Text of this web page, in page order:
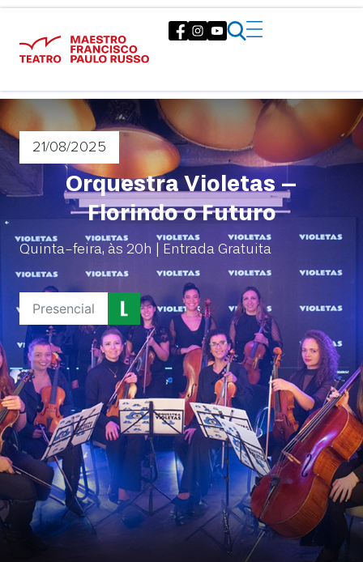
21/08/2025
Orquestra Violetas –
Florindo o Futuro
Quinta-feira, às 20h | Entrada Gratuita
Presencial